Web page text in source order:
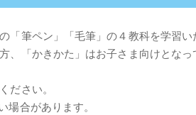
筆ペン」「毛筆」の４教科を学習い
、「かきかた」はお子さま向けとなっ
ださい。
合があります。